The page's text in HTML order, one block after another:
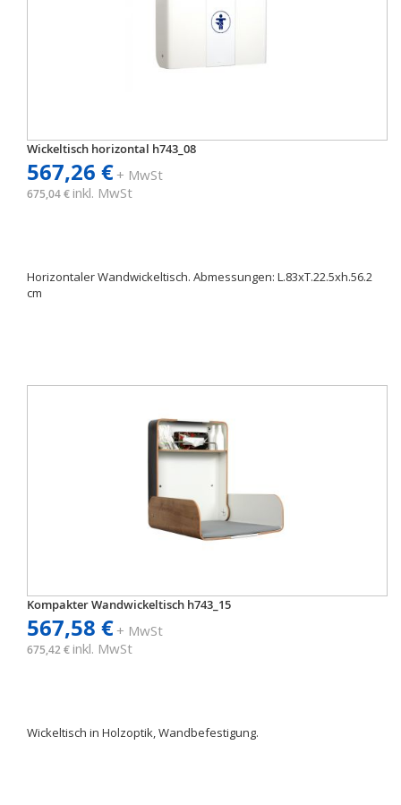
Wickeltisch horizontal h743_08
567,26 €+ MwSt
675,04 € inkl. MwSt
Horizontaler Wandwickeltisch. Abmessungen: L.83xT.22.5xh.56.2
cm
Kompakter Wandwickeltisch h743_15
567,58 €+ MwSt
675,42 € inkl. MwSt
Wickeltisch in Holzoptik, Wandbefestigung.